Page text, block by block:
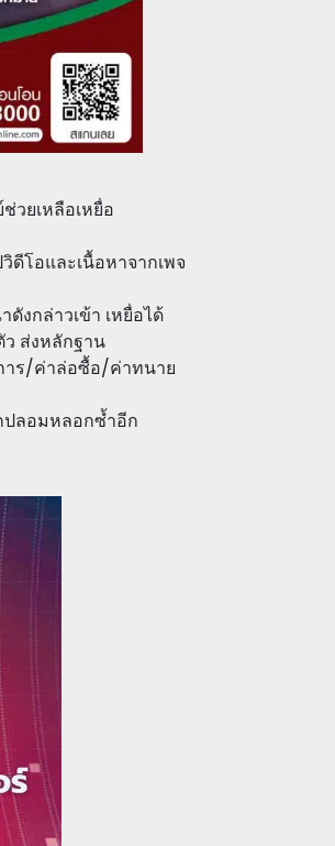
วยเหลือเหยื่อ
โอและเนื้อหาจากเพจ
งกล่าวเข้า เหยื่อได้
ส่งหลักฐาน
การ/ค่าล่อซื้อ/ค่าทนาย
ปลอมหลอกซ้ำอีก